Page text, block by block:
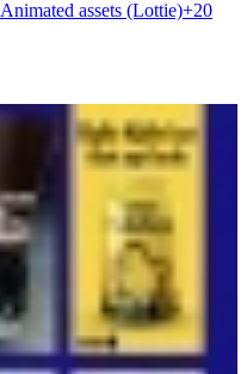
Animated assets (Lottie)+20